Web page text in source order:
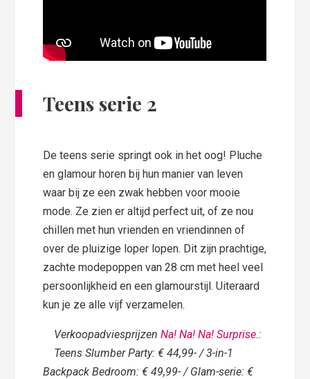
Teens serie 2
De teens serie springt ook in het oog! Pluche
en glamour horen bij hun manier van leven
waar bij ze een zwak hebben voor mooie
mode. Ze zien er altijd perfect uit, of ze nou
chillen met hun vrienden en vriendinnen of
over de pluizige loper lopen. Dit zijn prachtige,
zachte modepoppen van 28 cm met heel veel
persoonlijkheid en een glamourstijl. Uiteraard
kun je ze alle vijf verzamelen.
VerkoopadviesprijzenNa! Na! Na! Surprise.:
Teens Slumber Party: € 44,99- / 3-in-1
Backpack Bedroom: € 49,99- / Glam-serie: €